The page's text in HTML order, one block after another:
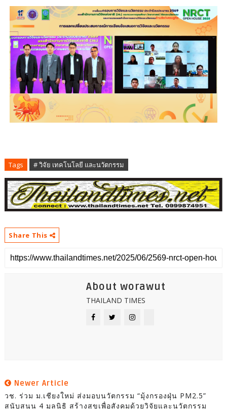
Tags # วิจัย เทคโนโลยี และนวัตกรรม
Share This
About worawut
THAILAND TIMES
Newer Article
วช. ร่วม ม.เชียงใหม่ ส่งมอบนวัตกรรม “มุ้งกรองฝุ่น PM2.5”
สนับสนุน 4 มูลนิธิ สร้างสุขเพื่อสังคมด้วยวิจัยและนวัตกรรม